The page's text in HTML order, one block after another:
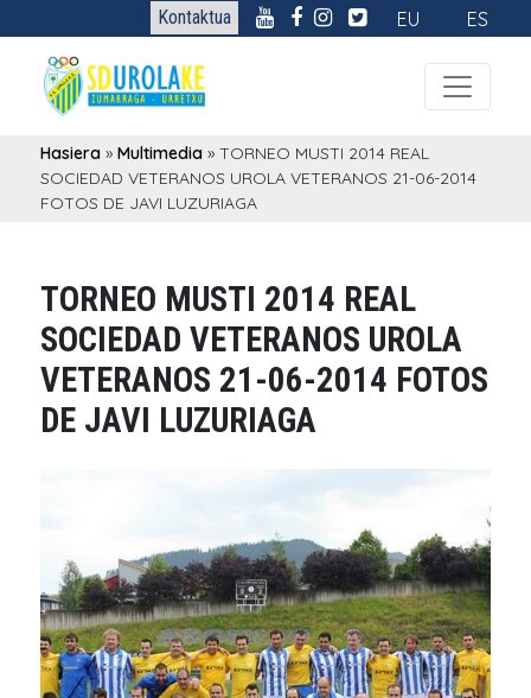
Kontaktua EU ES
Hasiera »Multimedia »TORNEO MUSTI 2014 REAL
SOCIEDAD VETERANOS UROLA VETERANOS 21-06-2014
FOTOS DE JAVI LUZURIAGA
TORNEO MUSTI 2014 REAL
SOCIEDAD VETERANOS UROLA
VETERANOS 21-06-2014 FOTOS
DE JAVI LUZURIAGA